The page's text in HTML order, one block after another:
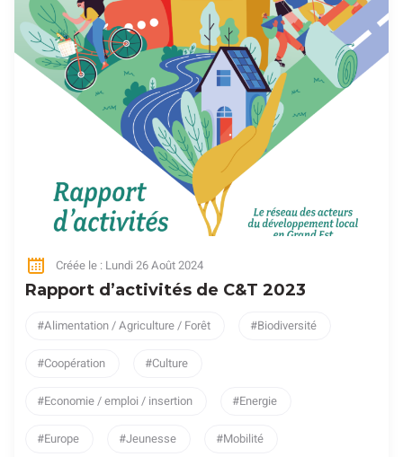
Créée le : Lundi 26 Août 2024
Rapport d’activités de C&T 2023
Alimentation / Agriculture / Forêt Biodiversité
Coopération Culture
Economie / emploi / insertion Energie
Europe Jeunesse Mobilité